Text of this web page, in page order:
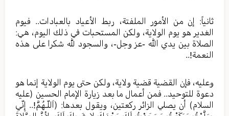
ثانياً: إن من الأمور الملفتة، ربط الأعياد بالعبادات.. فيوم
الغدير هو يوم الولاية، ولكن المستحبات في ذلك اليوم، هي:
الصلاة بين يدي الله -عز وجل-، والسجود لله شكرا على هذه
النعمة!..
وعليه، فإن القضية قضية ولاية، ولكن حتى يوم الولاية إنما هو
دعوة للتوحيد.. فمن أعمال ما بعد زيارة الإمام الحسين (عليه
السلام) أن يصلي الزائر ركعتين، ويقول بعدها: (اَللّـهُمَّ!.. إِنّي